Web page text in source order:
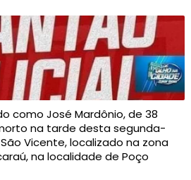
como José Mardônio, de 38
na tarde desta segunda-
Vicente, localizado na zona
na localidade de Poço